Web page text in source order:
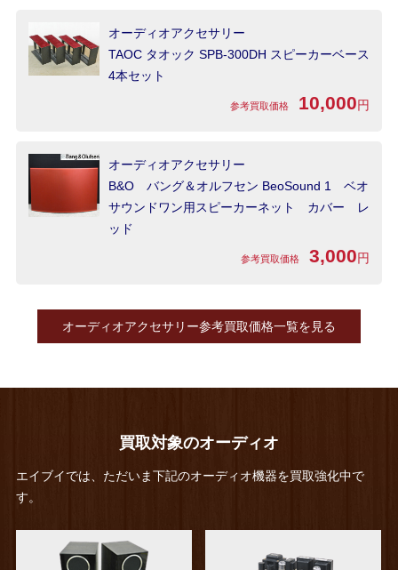
オーディオアクセサリー
TAOC タオック SPB-300DH スピーカーベース
4本セット
参考買取価格 10,000円
オーディオアクセサリー
B&O バング＆オルフセン BeoSound 1 ベオ
サウンドワン用スピーカーネット カバー レ
ッド
参考買取価格 3,000円
オーディオアクセサリー参考買取価格一覧を見る
買取対象のオーディオ
エイブイでは、ただいま下記のオーディオ機器を買取強化中で
す。